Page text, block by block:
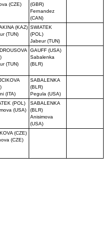
(CZE)
(GBR)
Fernandez
(CAN)
(KAZ)
(TUN)
SWIATEK
(POL)
Jabeur (TUN)
(TUN)
GAUFF (USA)
Sabalenka
(BLR)
(ITA)
SABALENKA
(BLR)
Pegula (USA)
(POL)
(USA)
SABALENKA
(BLR)
Anisimova
(USA)
(CZE)
(CZE)